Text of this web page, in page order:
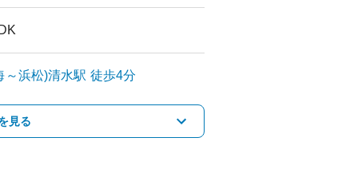
～浜松)清水駅 徒歩4分
見る